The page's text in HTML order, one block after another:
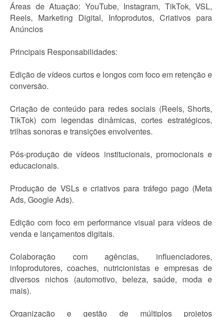
Áreas de Atuação: YouTube, Instagram, TikTok, VSL,
Reels, Marketing Digital, Infoprodutos, Criativos para
Anúncios
Principais Responsabilidades:
Edição de vídeos curtos e longos com foco em retenção e
conversão.
Criação de conteúdo para redes sociais (Reels, Shorts,
TikTok) com legendas dinâmicas, cortes estratégicos,
trilhas sonoras e transições envolventes.
Pós-produção de vídeos institucionais, promocionais e
educacionais.
Produção de VSLs e criativos para tráfego pago (Meta
Ads, Google Ads).
Edição com foco em performance visual para vídeos de
venda e lançamentos digitais.
Colaboração com agências, influenciadores,
infoprodutores, coaches, nutricionistas e empresas de
diversos nichos (automotivo, beleza, saúde, moda e
mais).
Organização e gestão de múltiplos projetos